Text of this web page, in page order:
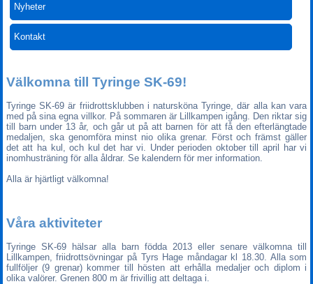
Nyheter
Kontakt
Välkomna till Tyringe SK-69!
Tyringe SK-69 är friidrottsklubben i natursköna Tyringe, där alla kan vara
med på sina egna villkor. På sommaren är Lillkampen igång. Den riktar sig
till barn under 13 år, och går ut på att barnen för att få den efterlängtade
medaljen, ska genomföra minst nio olika grenar. Först och främst gäller
det att ha kul, och kul det har vi. Under perioden oktober till april har vi
inomhusträning för alla åldrar. Se kalendern för mer information.
Alla är hjärtligt välkomna!
Våra aktiviteter
Tyringe SK-69 hälsar alla barn födda 2013 eller senare välkomna till
Lillkampen, friidrottsövningar på Tyrs Hage måndagar kl 18.30. Alla som
fullföljer (9 grenar) kommer till hösten att erhålla medaljer och diplom i
olika valörer. Grenen 800 m är frivillig att deltaga i.